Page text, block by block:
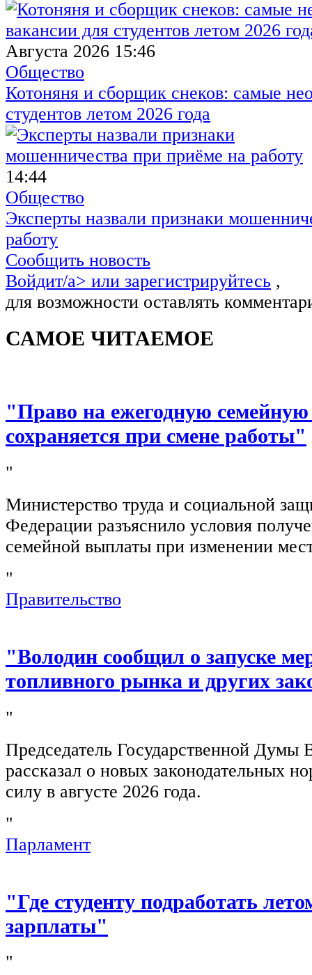
Августа 2026 15:46
Общество
Котоняня и сборщик снеков: самые
студентов летом 2026 года
14:44
Общество
Эксперты назвали признаки
работу
Сообщить новость
Войдит/a> или зарегистрируйтесь ,
для возможности оставлять
САМОЕ ЧИТАЕМОЕ
"Право на ежегодную
сохраняется при смене работы"
"
Министерство труда и социальной
Федерации разъяснило условия
семейной выплаты при изменении
"
Правительство
"Володин сообщил о запуске
топливного рынка и других
"
Председатель Государственной Думы
рассказал о новых законодательных
силу в августе 2026 года.
"
Парламент
"Где студенту подработать
зарплаты"
"